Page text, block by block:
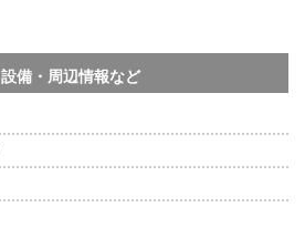
設備・周辺情報など